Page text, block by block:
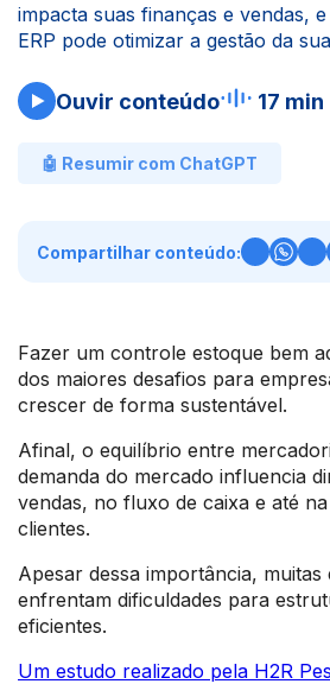
impacta suas finanças e vendas,
ERP pode otimizar a gestão da
Ouvir conteúdo 17 min
🤖 Resumir com ChatGPT
Compartilhar conteúdo:
Fazer um controle estoque bem
dos maiores desafios para
crescer de forma sustentável.
Afinal, o equilíbrio entre
demanda do mercado influencia
vendas, no fluxo de caixa e até
clientes.
Apesar dessa importância, muitas
enfrentam dificuldades para
eficientes.
Um estudo realizado pela H2R